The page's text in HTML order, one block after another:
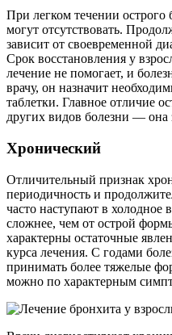
При легком течении
могут отсутствовать.
зависит от своевременной
Срок восстановления у
лечение не помогает, и
врачу, он назначит
таблетки. Главное отличие
других видов болезни — она
Хронический
Отличительный признак
периодичность и
часто наступают в холодное
сложнее, чем от острой
характерны остаточные
курса лечения. С годами
принимать более тяжелые
можно по характерным